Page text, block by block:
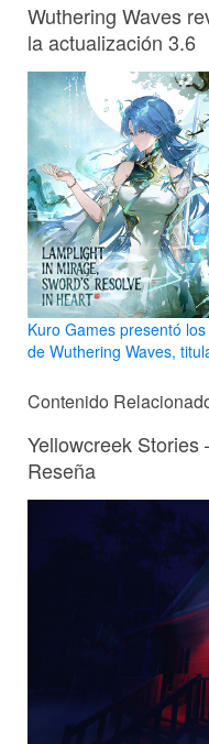
Wuthering Waves
la actualización 3.6
Kuro Games presentó
de Wuthering Waves,
Contenido
Yellowcreek Stories
Reseña